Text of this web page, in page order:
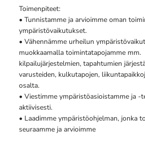
Toimenpiteet:
• Tunnistamme ja arvioimme oman
ympäristövaikutukset.
• Vähennämme urheilun
muokkaamalla toimintatapojamme mm.
kilpailujärjestelmien, tapahtumien
varusteiden, kulkutapojen,
osalta.
• Viestimme ympäristöasioistamme ja -
aktiivisesti.
• Laadimme ympäristöohjelman, jonka
seuraamme ja arvioimme